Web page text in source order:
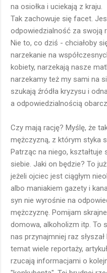
na osiołka i uciekają z kraju.
Tak zachowuje się facet.
odpowiedzialność za swoją
Nie to, co dziś - chciałoby
narzekanie na
kobiety, narzekają nasze
narzekamy też my sami na
szukają źródła kryzysu i
a odpowiedzialnością
Czy mają rację? Myślę, że
mężczyzną, z którym styka
Patrząc na niego, kształtuje
siebie. Jaki on będzie? To
jeżeli ojciec jest ciągłym
albo maniakiem gazety i
syn nie wyrośnie na
mężczyznę. Pomijam
domowa, alkoholizm itp. To
nas przynajmniej raz
temat wiele reportaży,
rzucają informacjami o